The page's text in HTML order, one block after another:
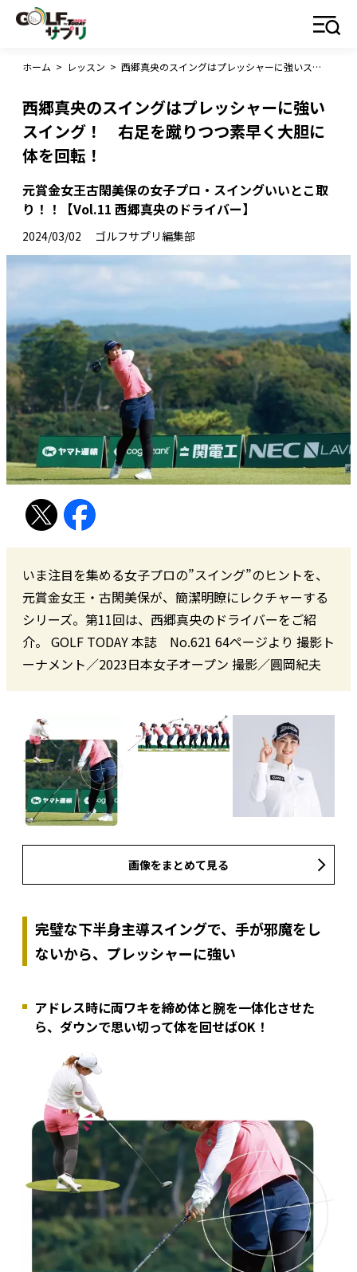
ホーム > レッスン > 西郷真央のスイングはプレッシャーに強いスイング！ 右足を蹴りつつ素早く大胆に体を回転！
西郷真央のスイングはプレッシャーに強い
スイング！ 右足を蹴りつつ素早く大胆に
体を回転！
元賞金女王古閑美保の女子プロ・スイングいいとこ取
り！！【Vol.11 西郷真央のドライバー】
2024/03/02 ゴルフサプリ編集部
いま注目を集める女子プロの”スイング”のヒントを、
元賞金女王・古閑美保が、簡潔明瞭にレクチャーする
シリーズ。第11回は、西郷真央のドライバーをご紹
介。 GOLF TODAY 本誌 No.621 64ページより 撮影ト
ーナメント／2023日本女子オープン 撮影／圓岡紀夫
画像をまとめて見る
完璧な下半身主導スイングで、手が邪魔をし
ないから、プレッシャーに強い
アドレス時に両ワキを締め体と腕を一体化させた
ら、ダウンで思い切って体を回せばOK！